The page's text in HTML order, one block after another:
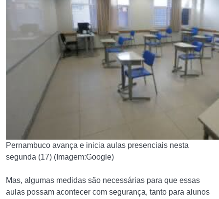
Pernambuco avança e inicia aulas presenciais nesta
segunda (17) (Imagem:Google)
Mas, algumas medidas são necessárias para que essas
aulas possam acontecer com segurança, tanto para alunos